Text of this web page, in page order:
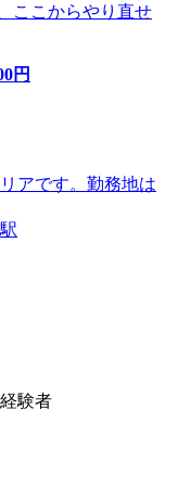
ここからやり直せ
円
アです。勤務地は
験者